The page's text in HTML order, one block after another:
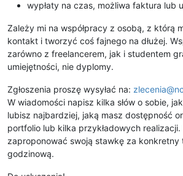
wypłaty na czas, możliwa faktura lub
Zależy mi na współpracy z osobą, z którą
kontakt i tworzyć coś fajnego na dłużej.
zarówno z freelancerem, jak i studentem
umiejętności, nie dyplomy.
Zgłoszenia proszę wysyłać na:
W wiadomości napisz kilka słów o sobie,
lubisz najbardziej, jaką masz dostępność
portfolio lub kilka przykładowych
zaproponować swoją stawkę za konkretny
godzinową.